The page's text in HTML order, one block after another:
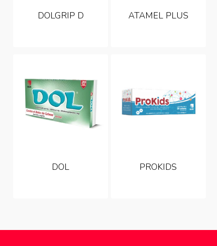
DOLGRIP D ATAMEL PLUS
DOL PROKIDS